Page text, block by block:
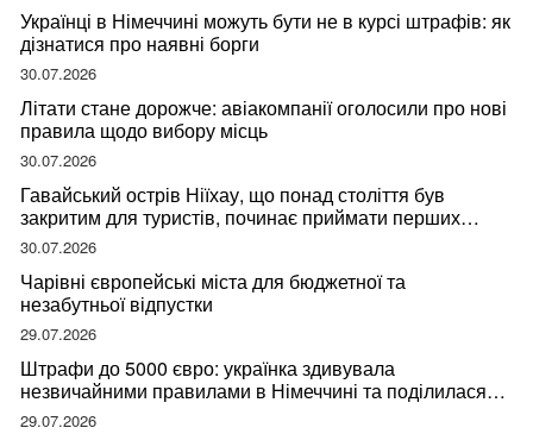
Українці в Німеччині можуть бути не в курсі штрафів: як
дізнатися про наявні борги
30.07.2026
Літати стане дорожче: авіакомпанії оголосили про нові
правила щодо вибору місць
30.07.2026
Гавайський острів Ніїхау, що понад століття був
закритим для туристів, починає приймати перших
відвідувачів
30.07.2026
Чарівні європейські міста для бюджетної та
незабутньої відпустки
29.07.2026
Штрафи до 5000 євро: українка здивувала
незвичайними правилами в Німеччині та поділилася
правдою
29.07.2026